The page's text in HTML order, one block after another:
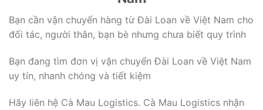
Bạn cần vận chuyển hàng từ Đài Loan về Việt Nam cho
đối tác, người thân, bạn bè nhưng chưa biết quy trình
Bạn đang tìm đơn vị vận chuyển Đài Loan về Việt Nam
uy tín, nhanh chóng và tiết kiệm
Hãy liên hệ Cà Mau Logistics. Cà Mau Logistics nhận